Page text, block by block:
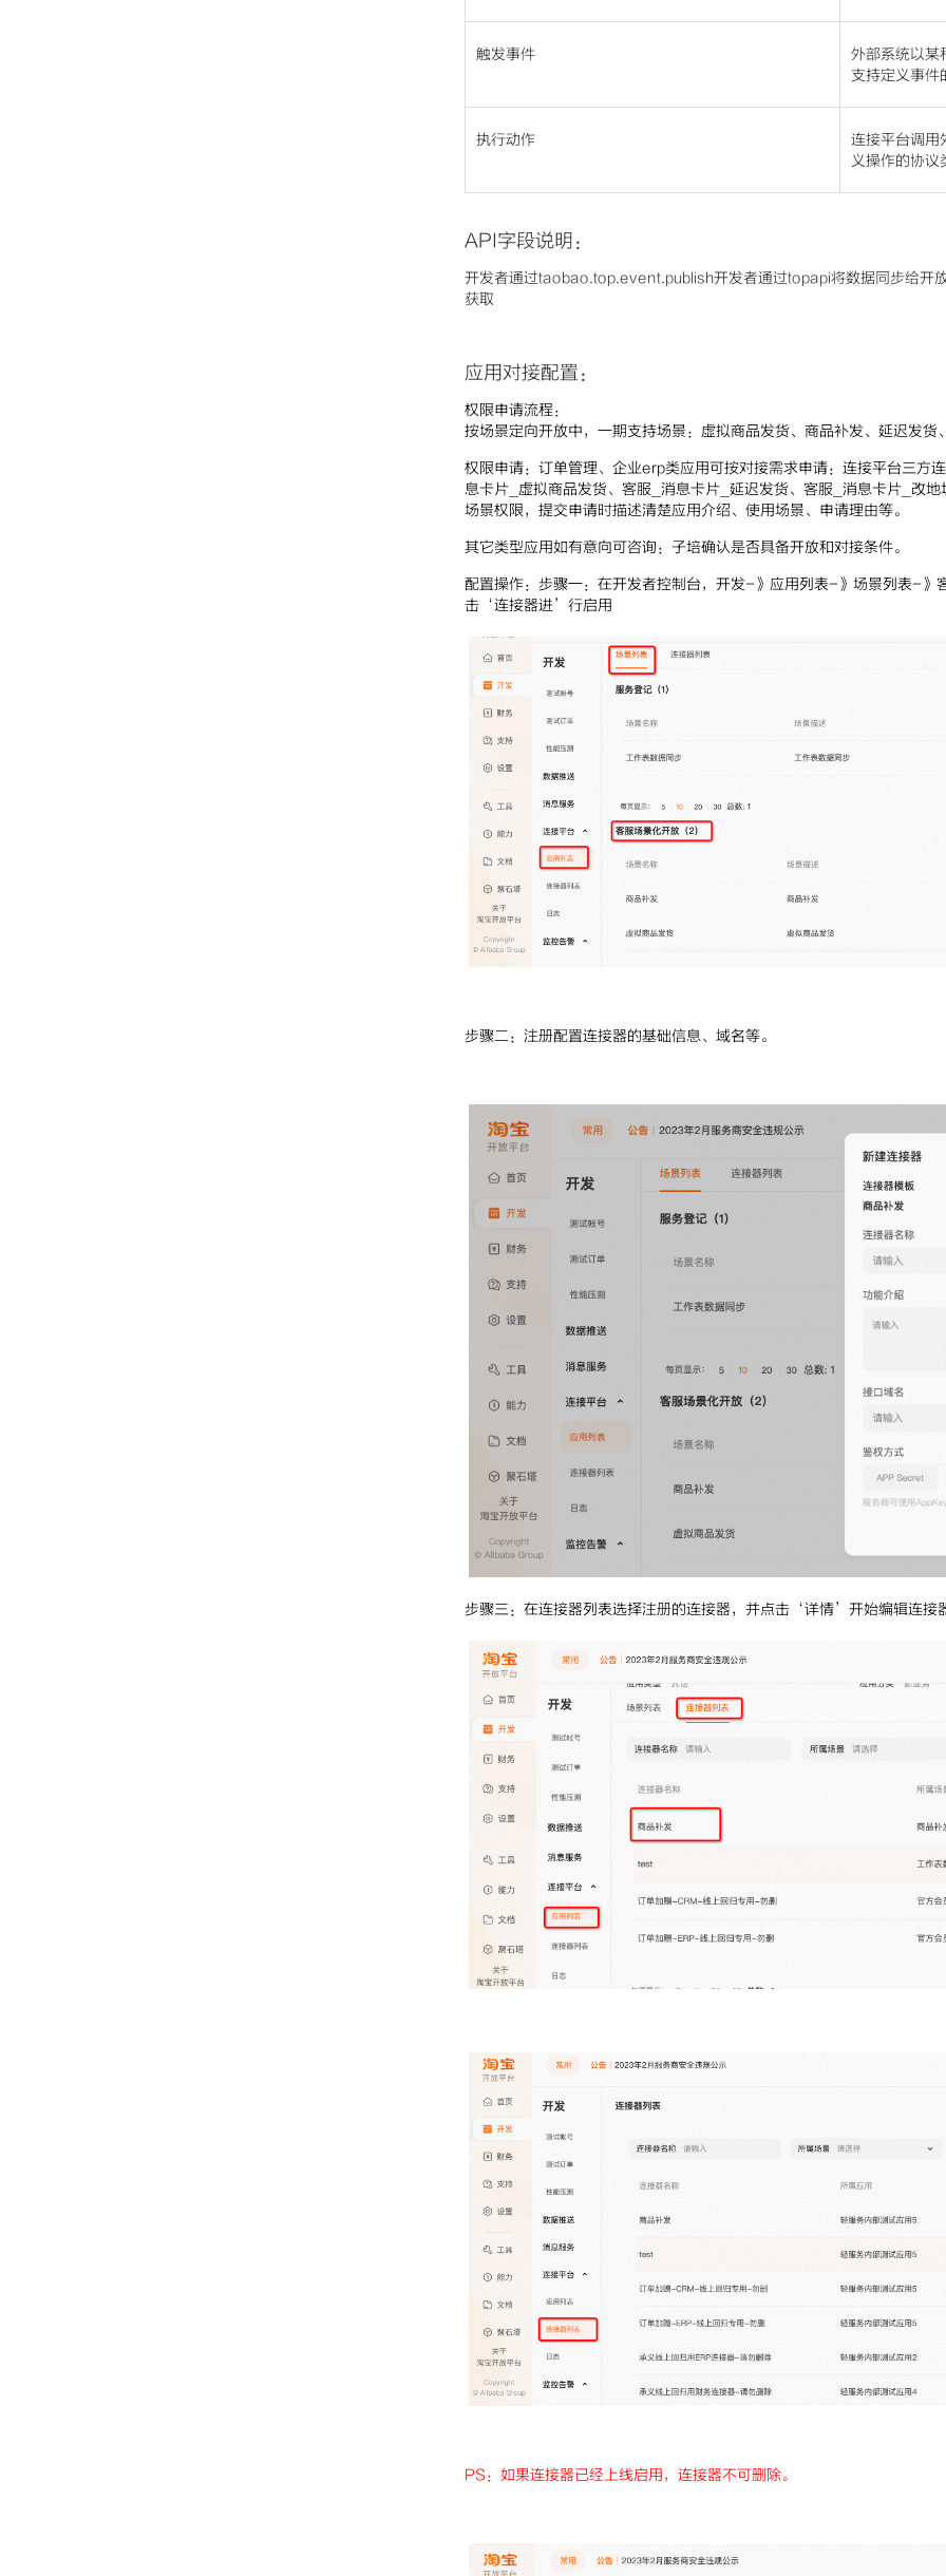
触发事件
外部系统以某
支持定义事件
执行动作
连接平台调用
义操作的协议
API字段说明：
开发者通过taobao.top.event.publish开发者通过topapi将数据同步给开
获取
应用对接配置：
权限申请流程：
按场景定向开放中，一期支持场景：虚拟商品发货、商品补发、延迟发货
权限申请：订单管理、企业erp类应用可按对接需求申请：连接平台三方
息卡片_虚拟商品发货、客服_消息卡片_延迟发货、客服_消息卡片_改
场景权限，提交申请时描述清楚应用介绍、使用场景、申请理由等。
其它类型应用如有意向可咨询：子培确认是否具备开放和对接条件。
配置操作： 步骤一： 在开发者控制台，开发-》应用列表-》场景列表-》
击‘连接器进’行启用
步骤二： 注册配置连接器的基础信息、域名等。
步骤三： 在连接器列表选择注册的连接器，并点击‘详情’开始编辑连接
PS：如果连接器已经上线启用，连接器不可删除。